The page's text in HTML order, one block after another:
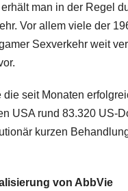
man in der Regel
Vor allem viele der
Sexverkehr weit
seit Monaten
USA rund 83.320 US-
kurzen
von AbbVie